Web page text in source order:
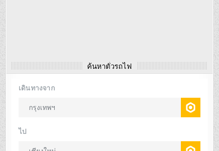
ค้นหาตั๋วรถไฟ